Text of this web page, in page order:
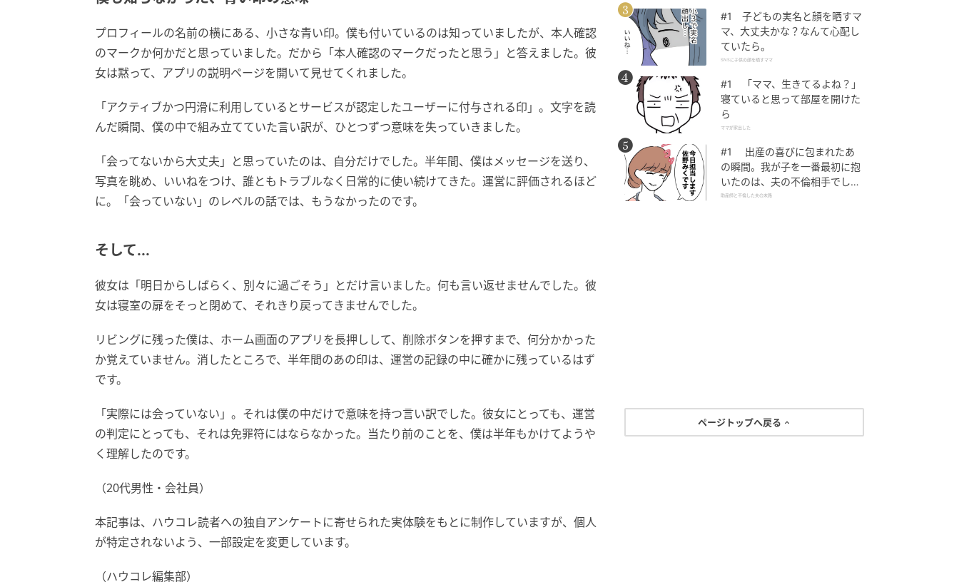
プロフィールの名前の横にある、小さな青い印。僕も付いているのは知っていましたが、本人確認
のマークか何かだと思っていました。だから「本人確認のマークだったと思う」と答えました。彼
女は黙って、アプリの説明ページを開いて見せてくれました。
「アクティブかつ円滑に利用しているとサービスが認定したユーザーに付与される印」。文字を読
んだ瞬間、僕の中で組み立てていた言い訳が、ひとつずつ意味を失っていきました。
「会ってないから大丈夫」と思っていたのは、自分だけでした。半年間、僕はメッセージを送り、
写真を眺め、いいねをつけ、誰ともトラブルなく日常的に使い続けてきた。運営に評価されるほど
に。「会っていない」のレベルの話では、もうなかったのです。
そして...
彼女は「明日からしばらく、別々に過ごそう」とだけ言いました。何も言い返せませんでした。彼
女は寝室の扉をそっと閉めて、それきり戻ってきませんでした。
リビングに残った僕は、ホーム画面のアプリを長押しして、削除ボタンを押すまで、何分かかった
か覚えていません。消したところで、半年間のあの印は、運営の記録の中に確かに残っているはず
です。
「実際には会っていない」。それは僕の中だけで意味を持つ言い訳でした。彼女にとっても、運営
の判定にとっても、それは免罪符にはならなかった。当たり前のことを、僕は半年もかけてようや
く理解したのです。
（20代男性・会社員）
本記事は、ハウコレ読者への独自アンケートに寄せられた実体験をもとに制作していますが、個人
が特定されないよう、一部設定を変更しています。
（ハウコレ編集部）
#1 子どもの実名と顔を晒すマ
マ、大丈夫かな？なんて心配し
ていたら。
SNSに子供の顔を晒すママ
#1 「ママ、生きてるよね？」
寝ていると思って部屋を開けた
ら
ママが家出した
#1 出産の喜びに包まれたあ
の瞬間。我が子を一番最初に抱
いたのは、夫の不倫相手でし
た。
助産師と不倫した夫の末路
ページトップへ戻る